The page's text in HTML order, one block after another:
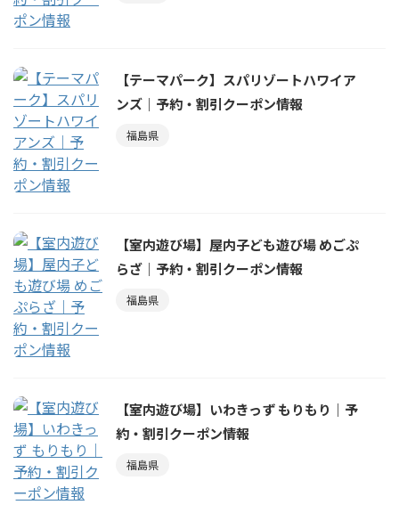
【テーマパーク】スパリゾートハワイア
ンズ｜予約・割引クーポン情報
福島県
【室内遊び場】屋内子ども遊び場 めごぷ
らざ｜予約・割引クーポン情報
福島県
【室内遊び場】いわきっず もりもり｜予
約・割引クーポン情報
福島県